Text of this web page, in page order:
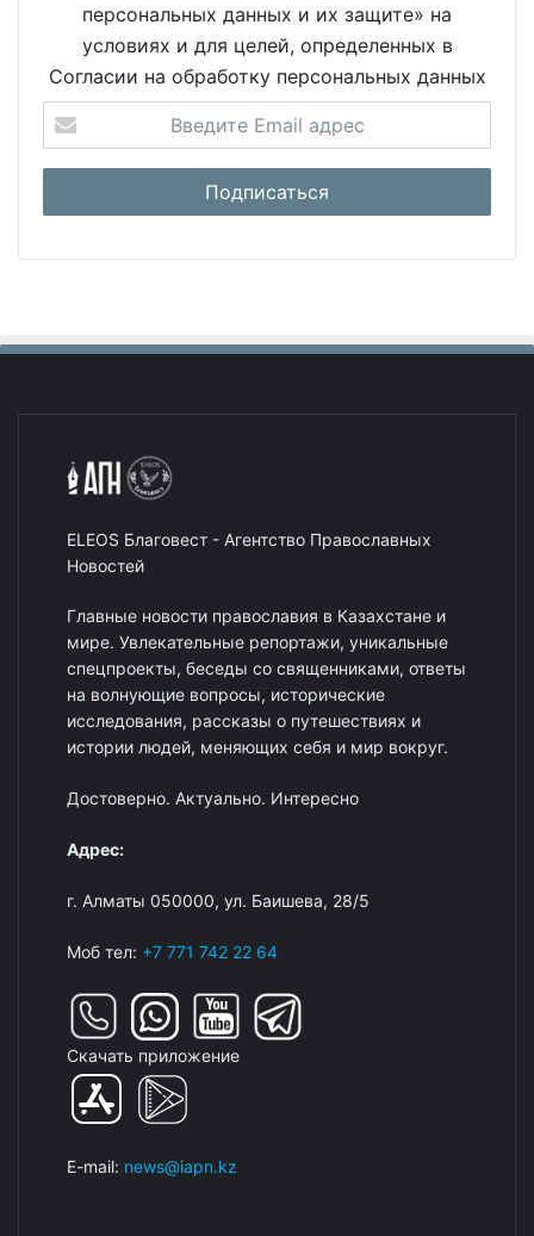
персональных данных и их защите» на
условиях и для целей, определенных в
Согласии на обработку персональных данных
ELEOS Благовест - Агентство Православных
Новостей
Главные новости православия в Казахстане и
мире. Увлекательные репортажи, уникальные
спецпроекты, беседы со священниками, ответы
на волнующие вопросы, исторические
исследования, рассказы о путешествиях и
истории людей, меняющих себя и мир вокруг.
Достоверно. Актуально. Интересно
Адрес:
г. Алматы 050000, ул. Баишева, 28/5
Моб тел: +7 771 742 22 64
Скачать приложение
E-mail: news@iapn.kz